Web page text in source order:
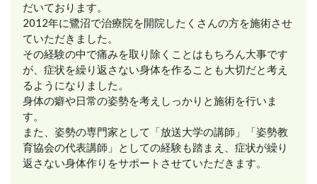
だいております。
2012年に鷺沼で治療院を開院したくさんの方を施術させ
ていただきました。
その経験の中で痛みを取り除くことはもちろん大事です
が、症状を繰り返さない身体を作ることも大切だと考え
るようになりました。
身体の癖や日常の姿勢を考えしっかりと施術を行いま
す。
また、姿勢の専門家として「放送大学の講師」「姿勢教
育協会の代表講師」としての経験も踏まえ、症状が繰り
返さない身体作りをサポートさせていただきます。